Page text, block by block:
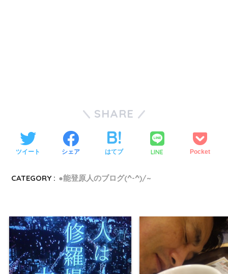
SHARE
ツイート シェア はてブ LINE Pocket
CATEGORY : ●能登原人のブログ(^-^)/~